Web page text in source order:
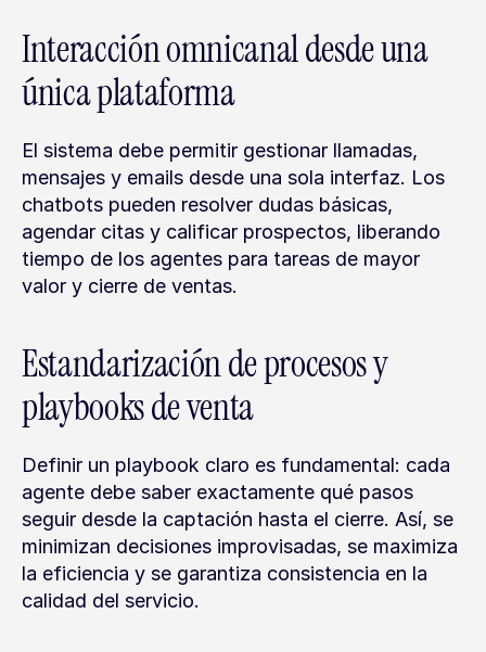
Interacción omnicanal desde una
única plataforma
El sistema debe permitir gestionar llamadas,
mensajes y emails desde una sola interfaz. Los
chatbots pueden resolver dudas básicas,
agendar citas y calificar prospectos, liberando
tiempo de los agentes para tareas de mayor
valor y cierre de ventas.
Estandarización de procesos y
playbooks de venta
Definir un playbook claro es fundamental: cada
agente debe saber exactamente qué pasos
seguir desde la captación hasta el cierre. Así, se
minimizan decisiones improvisadas, se maximiza
la eficiencia y se garantiza consistencia en la
calidad del servicio.